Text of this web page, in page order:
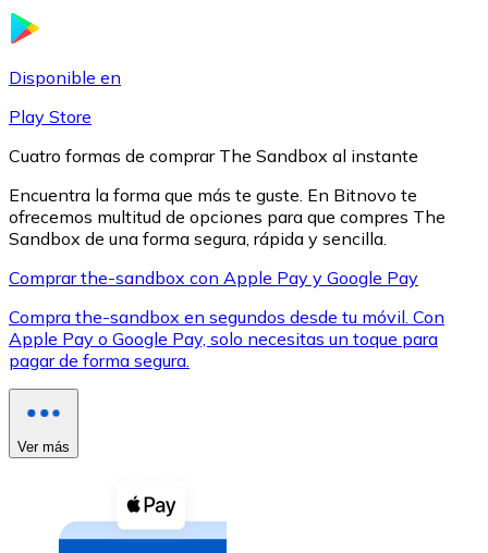
XRP
XRP
Ver todo
Compra criptomonedas con efectivo en tu tienda más
Disponible en
Play Store
Cuatro formas de comprar The Sandbox al instante
Encuentra la forma que más te guste. En Bitnovo te
ofrecemos multitud de opciones para que compres The
Sandbox de una forma segura, rápida y sencilla.
Comprar the-sandbox con Apple Pay y Google Pay
Compra the-sandbox en segundos desde tu móvil. Con
Apple Pay o Google Pay, solo necesitas un toque para
pagar de forma segura.
Ver más